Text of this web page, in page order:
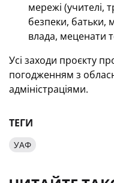
мережі (учителі,
безпеки, батьки,
влада, меценати
Усі заходи проєкту
погодженням з
адміністраціями.
ТЕГИ
УАФ